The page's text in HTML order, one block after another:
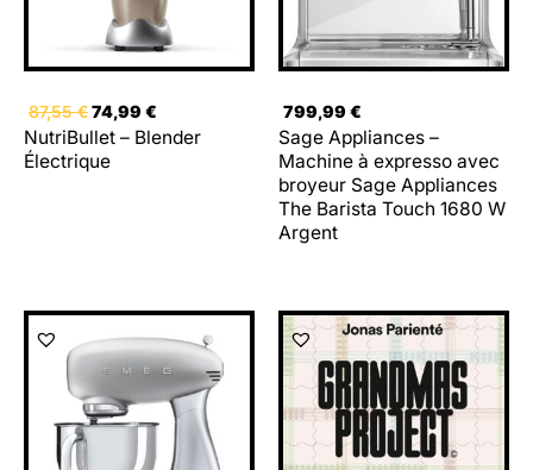
87,55€74,99 €
NutriBullet – Blender
Électrique
799,99 €
Sage Appliances –
Machine à expresso avec
broyeur Sage Appliances
The Barista Touch 1680 W
Argent